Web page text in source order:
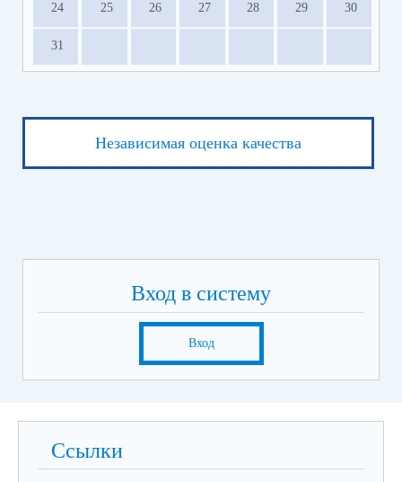
24 25 26 27 28 29 30
31
Независимая оценка качества
Вход в систему
Вход
Ссылки